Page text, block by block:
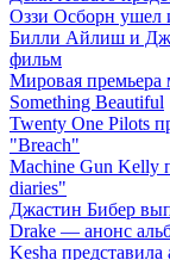
Оззи Осборн ушел
Билли Айлиш и
фильм
Мировая
Something Beautiful
Twenty One Pilots
"Breach"
Machine Gun Kelly
diaries"
Джастин Бибер
Drake — анонс
Kesha